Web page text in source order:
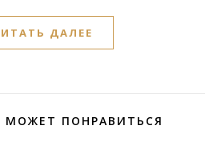
ДАЛЕЕ
МОЖЕТ ПОНРАВИТЬСЯ